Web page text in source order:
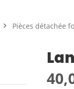
Pièces détachée
Prix